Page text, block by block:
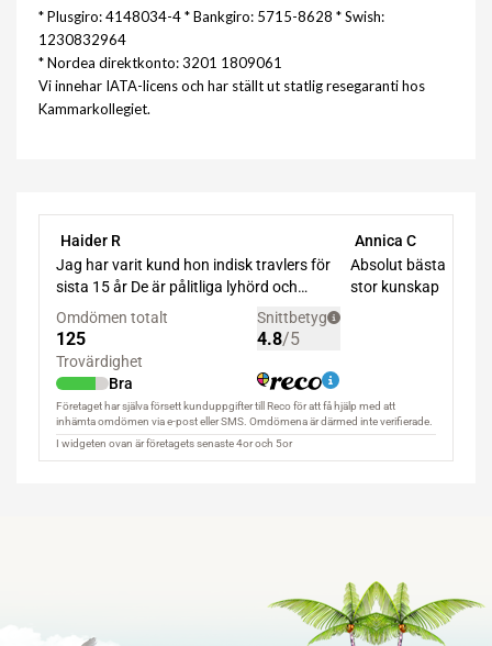
* Plusgiro: 4148034-4 * Bankgiro: 5715-8628 * Swish:
1230832964
* Nordea direktkonto: 3201 1809061
Vi innehar IATA-licens och har ställt ut statlig resegaranti hos
Kammarkollegiet.